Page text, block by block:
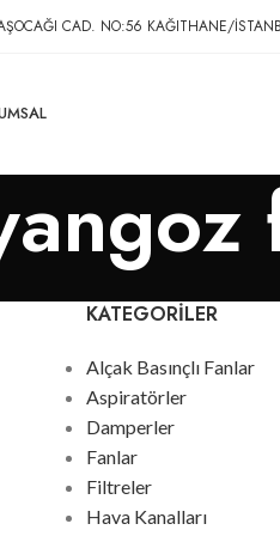
CAD. NO:56 KAĞITHANE/
KATEGORILER
Alçak Basınçlı Fanlar
Aspiratörler
Damperler
Fanlar
Filtreler
Hava Kanalları